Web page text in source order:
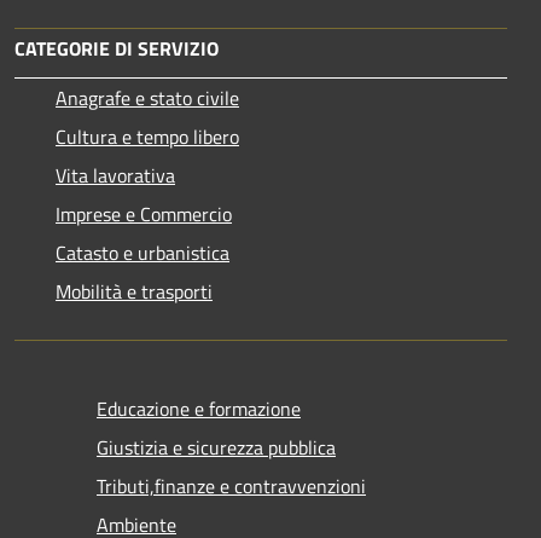
CATEGORIE DI SERVIZIO
Anagrafe e stato civile
Cultura e tempo libero
Vita lavorativa
Imprese e Commercio
Catasto e urbanistica
Mobilità e trasporti
Educazione e formazione
Giustizia e sicurezza pubblica
Tributi,finanze e contravvenzioni
Ambiente